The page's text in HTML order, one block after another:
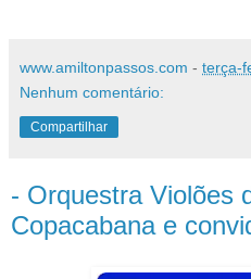
www.amiltonpassos.com - terça-
Nenhum comentário:
Compartilhar
- Orquestra Violões
Copacabana e